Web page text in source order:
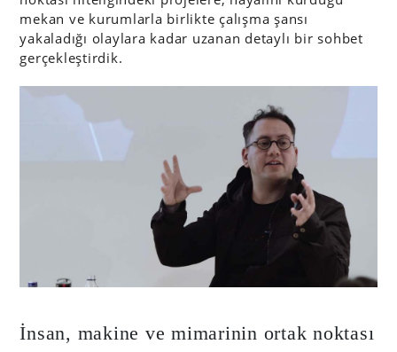
mekan ve kurumlarla birlikte çalışma şansı
yakaladığı olaylara kadar uzanan detaylı bir sohbet
gerçekleştirdik.
İnsan, makine ve mimarinin ortak noktası